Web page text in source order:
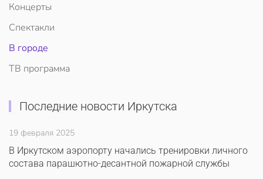
Концерты
Спектакли
В городе
ТВ программа
Последние новости Иркутска
19 февраля 2025
В Иркутском аэропорту начались тренировки личного
состава парашютно-десантной пожарной службы